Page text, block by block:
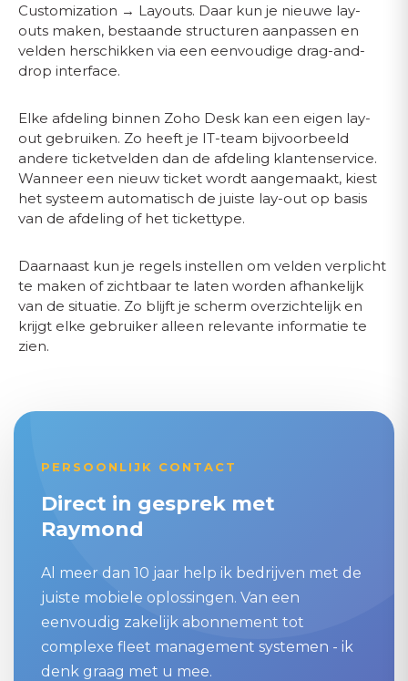
Customization → Layouts. Daar kun je nieuwe lay-
outs maken, bestaande structuren aanpassen en
velden herschikken via een eenvoudige drag-and-
drop interface.
Elke afdeling binnen Zoho Desk kan een eigen lay-
out gebruiken. Zo heeft je IT-team bijvoorbeeld
andere ticketvelden dan de afdeling klantenservice.
Wanneer een nieuw ticket wordt aangemaakt, kiest
het systeem automatisch de juiste lay-out op basis
van de afdeling of het tickettype.
Daarnaast kun je regels instellen om velden verplicht
te maken of zichtbaar te laten worden afhankelijk
van de situatie. Zo blijft je scherm overzichtelijk en
krijgt elke gebruiker alleen relevante informatie te
zien.
PERSOONLIJK CONTACT
Direct in gesprek met
Raymond
Al meer dan 10 jaar help ik bedrijven met de
juiste mobiele oplossingen. Van een
eenvoudig zakelijk abonnement tot
complexe fleet management systemen - ik
denk graag met u mee.